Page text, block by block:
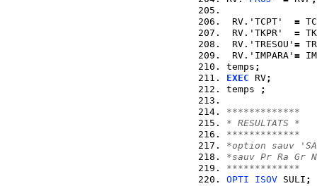
RV.'TCPT' =
RV.'TKPR' =
RV.'TRESOU' =
RV.'IMPARA' =
temps ;
EXEC RV;
temps
;
*************
* RESULTATS *
*************
*option sauv
*sauv Pr Ra Gr
*************
OPTI
ISOV SULI ;